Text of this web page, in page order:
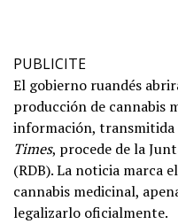
PUBLICITE
El gobierno ruandés
producción de cannabis
información, transmitida
Times, procede de la
(RDB). La noticia marca
cannabis medicinal,
legalizarlo oficialmente.